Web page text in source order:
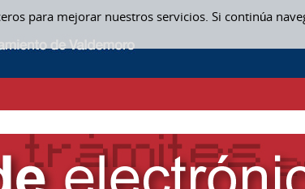
para mejorar nuestros servicios. Si continúa